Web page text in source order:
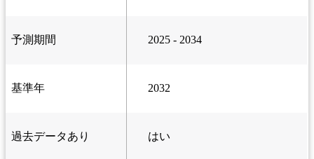
予測期間 2025 - 2034
基準年 2032
過去データあり はい